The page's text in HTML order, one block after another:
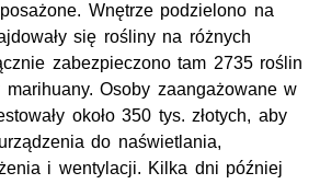
Wnętrze podzielono na
się rośliny na różnych
zabezpieczono tam 2735 roślin
Osoby zaangażowane w
około 350 tys. złotych, aby
do naświetlania,
i wentylacji. Kilka dni później